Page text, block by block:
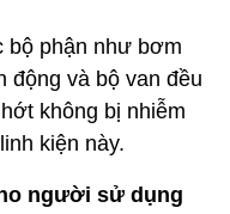
bộ phận như bơm
động và bộ van đều
không bị nhiễm
kiện này.
người sử dụng